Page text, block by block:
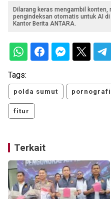
Dilarang keras mengambil konten,
pengindeksan otomatis untuk AI
Kantor Berita ANTARA.
Tags:
polda sumut pornografi
fitur
Terkait